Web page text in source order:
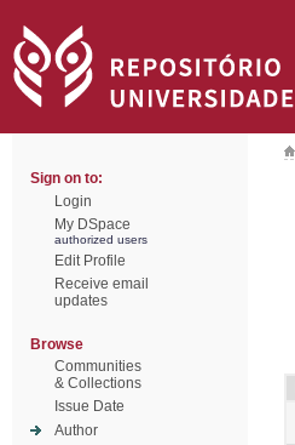
Sign on to:
Login
My DSpace
authorized users
Edit Profile
Receive email
updates
Browse
Communities
& Collections
Issue Date
Author